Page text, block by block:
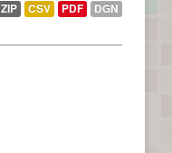
ZIP CSV PDF DGN